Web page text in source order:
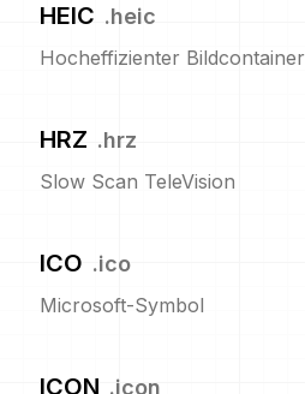
HEIC .heic
Hocheffizienter Bildcontainer
HRZ .hrz
Slow Scan TeleVision
ICO .ico
Microsoft-Symbol
ICON .icon